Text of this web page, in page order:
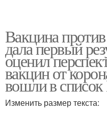
Вакцина
дала первый
оценил
вакцин от
вошли в
Изменить размер текста: